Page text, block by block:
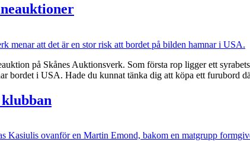
på Skånes Auktionsverk. Som första rop ligger ett
bordet i USA. Hade du kunnat tänka dig att köpa ett furubord